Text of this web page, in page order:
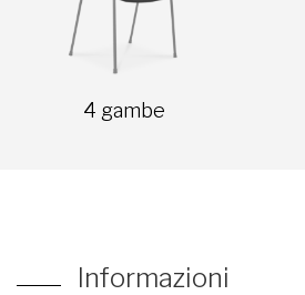
4 gambe
Informazioni